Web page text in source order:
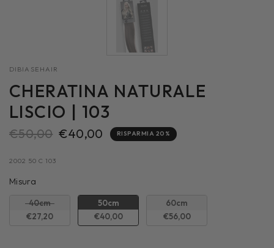
DIBIASEHAIR
CHERATINA NATURALE
LISCIO | 103
€50,00 €40,00 RISPARMIA 20%
2002 50 C 103
Misura
40cm
€27,20
50cm
€40,00
60cm
€56,00